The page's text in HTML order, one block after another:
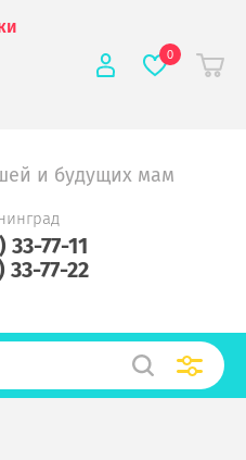
0
и будущих мам
33-77-11
33-77-22